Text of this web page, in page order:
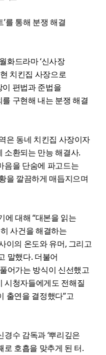
를 통해 분쟁 해결
화드라마 ‘신사장
치킨집 사장으로
편법과 준법을
구현해 내는 분쟁 해결
은 동네 치킨집 사장이자
소환되는 만능 해결사.
음을 단숨에 파고드는
을 깔끔하게 매듭지으며
에 대해 “대본을 읽는
사건을 해결하는
이의 온도와 유머, 그리고
말했다. 더불어
어가는 방식이 신선했고
시청자들에게도 전해질
출연을 결정했다”고
수 감독과 ‘뿌리깊은
로 호흡을 맞추게 된 터.